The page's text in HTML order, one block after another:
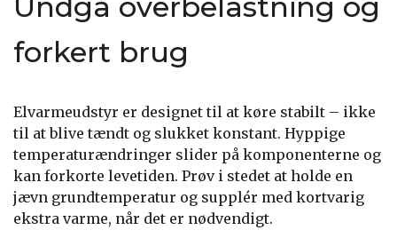
forkert brug
Elvarmeudstyr er designet til at køre stabilt – ikke
til at blive tændt og slukket konstant. Hyppige
temperaturændringer slider på komponenterne og
kan forkorte levetiden. Prøv i stedet at holde en
jævn grundtemperatur og supplér med kortvarig
ekstra varme, når det er nødvendigt.